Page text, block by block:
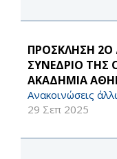
ΠΡΟΣΚΛΗΣΗ 2Ο
ΣΥΝΕΔΡΙΟ
ΑΚΑΔΗΜΙΑ
Ανακοινώσεις
29 Σεπ 2025